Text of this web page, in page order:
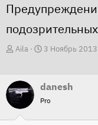
А
о
р
т
Aila
Д
а
н
а
3 Ноябрь 2013
danesh
Pro